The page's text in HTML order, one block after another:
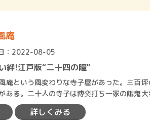
庵
：2022-08-05
絆!江戸版“二十四の瞳"
庵という風変わりな寺子屋があった。三百
ある。二十人の寺子は博奕打ち一家の餓鬼
倅までいる。薫風庵の…
詳しくみる